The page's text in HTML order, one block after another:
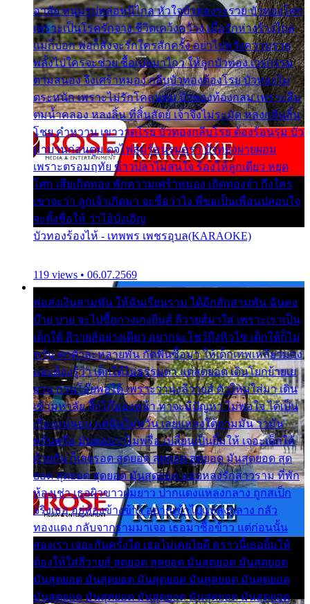
อาลัย หนุ่มรูปหล่อหนีไกล หัวใจบัวทองระรวย บัวทองโศก
เพราะเป็นโรครักจาง ชีวิตเคว้งคว้าง เมื่อรักห่างร้างไกล
แม่ก็บอก พ่อก็สั่งจะรักใครสักครั้ง อย่าไปหวังความรวย
พลั้งไปใครจะช่วย ซื้อเปลมาไกว ให้ลูกบัวทอง เวรกรรม
ตามสนอง จึงเศร้าหมอง กลีบบัวทองต้องโรย บัวทองไม่
ตระหนัก เพราะไม่รักโคลนตม บัวทองท้องกลม เพราะลืม
ตมน้ำคลอง หลงลิ้น ที่สิ้นสัตย์ เจ้าจึงไม่ระมัด หลงกลิ่นลิ้น
โชย คำหวาน เขาวาดโรย บัวทองกลีบโรย ต้องร้อนรุม บัว
มาบานก่อนตูม ดุจไฟสุมร้อนรุมอุรา บัวทองผ่ายผอม
เพราะตรอมฤทัย ข้าวปลาไม่สนใจ ร้องไห้ลูกเดียว หยุด
โศก เสียเถิดทอง พักความเศร้าหมอง เถิดทองจ๋า ถึงใคร
เขาจะว่า ลูกเจ้าเกิดมา จะชื่อว่าไง พี่ขอเป็นเพื่อนปลอบใจ
จะตั้งชื่อให้ ว่าไอ้บังเอิญ
บัวทองร้องไห้ - เทพพร เพชรอุบล(KARAOKE)
119 views • 06.07.2569
พ่อส่งเงินสามพัน ให้ฉันเรียนราม ได้อีกสักสามพัน ฉันคง
บ๊าย บาย จะไปซื้อกางเกงยีนส์ ลีวายส์มาใส่ เพราะเราเป็น
เด็กใต้ ลีวายส์อย่างเดียว อยากจะโชว์ถึงหิวโซ เด็กใต้ก็ไม่
หวั่น ตกตัวละหลายพัน กัดฟันซื้อมา ให้เด็กเทพเหลียวมอง
และต้องรู้ว่า เด็กใต้ไม่ธรรมดา แต่สุดยอด เดินโยกย้ายเย
ยวน กวนโอ๊ยพอได้ เพราะว่านุ่งลีวายส์ ตัวใหม่ใส่มา เดิน
เข้ามหาลัย จิ๊กโก๊มองหน้า ท่าจะมีปัญหา ไม่พอใจ ได้เป็น
เรื่องแน่นอน แต่ฉันไม่หวั่น เลยแหลงใต้ถามมัน ว่ามัน
พรั่นพรือ มันตอบว่าไม่พรื่อ เปลี่ยนเป็นยิ้มให้ เจอะเด็กใต้
ด้วยกัน ก็เลยรอด สุดยอด สุดยอด สุดยอด มันสุดยอด สุด
ยอด สุดยอด สุดยอด มันสุดยอด แอบหลงรักสาวราม ที่พัก
ห้องเช่า เธอผิวขาวผมยาว ปากแดงแหลงกลาง ถูกสเป็ก
จริงเธอ อยู่ห้องข้างข้าง อยากเข้าไปแหลงกลาง กลัว
ทองแดง กลับจากรามมาเจอ เธอมาซื้อข้าว แต่ก่อนนั้น
สองเรา เจอะกันครั้งใด เธอไม่เคยไยดี คราวนี้เธอยิ้มให้
ต้องให้ใส่ลีวายส์ สุดยอด สุดยอด มันสุดยอด มันสุดยอด
มันสุดยอด มันสุดยอด มันสุดยอด มันสุดยอด มันสุดยอด
มันสุดยอด มันสุดยอด มันสุดยอด มันสุดยอด มันสุดยอด